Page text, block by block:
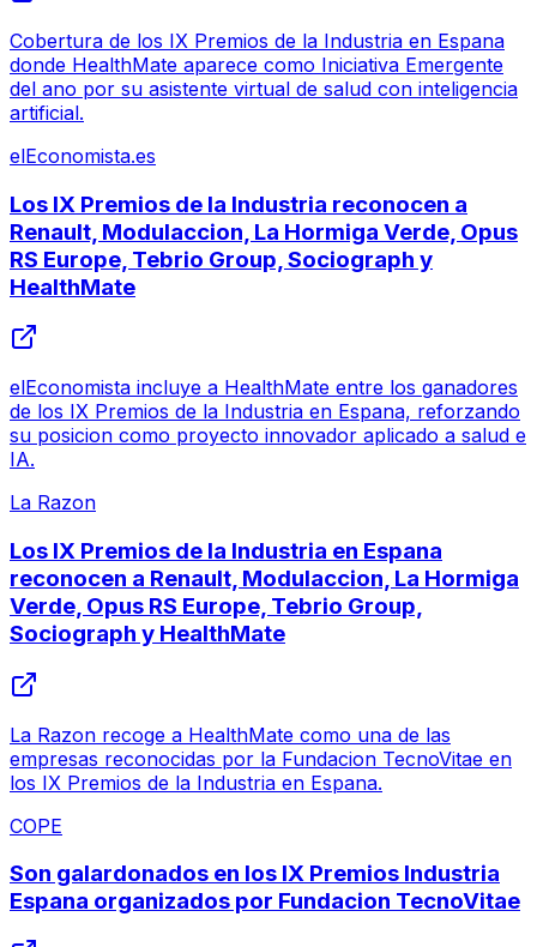
Cobertura de los IX Premios de la Industria en Espana
donde HealthMate aparece como Iniciativa Emergente
del ano por su asistente virtual de salud con inteligencia
artificial.
elEconomista.es
Los IX Premios de la Industria reconocen a
Renault, Modulaccion, La Hormiga Verde, Opus
RS Europe, Tebrio Group, Sociograph y
HealthMate
elEconomista incluye a HealthMate entre los ganadores
de los IX Premios de la Industria en Espana, reforzando
su posicion como proyecto innovador aplicado a salud e
IA.
La Razon
Los IX Premios de la Industria en Espana
reconocen a Renault, Modulaccion, La Hormiga
Verde, Opus RS Europe, Tebrio Group,
Sociograph y HealthMate
La Razon recoge a HealthMate como una de las
empresas reconocidas por la Fundacion TecnoVitae en
los IX Premios de la Industria en Espana.
COPE
Son galardonados en los IX Premios Industria
Espana organizados por Fundacion TecnoVitae